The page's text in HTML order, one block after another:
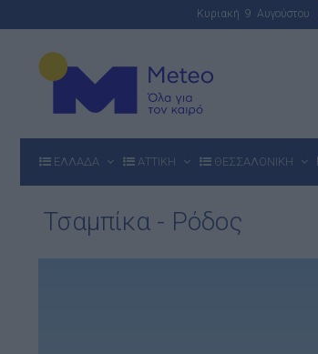
Κυριακή 9 Αυγούστου
ΕΛΛΑΔΑ ΑΤΤΙΚΗ ΘΕΣΣΑΛΟΝΙΚΗ
Τσαμπίκα - Ρόδος